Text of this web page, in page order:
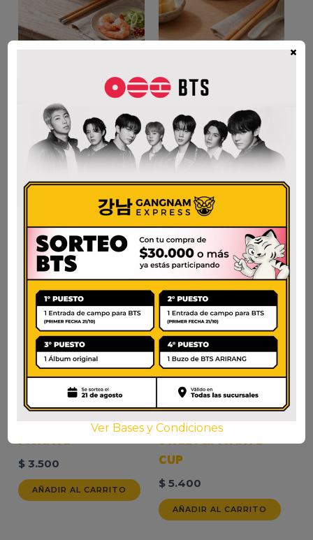
5.500
AÑADIR AL CARRITO
BOWL STIR FRY
CHEESE
$ 5.000
AÑADIR AL CARRITO
SAMYANG
CARBONARA POLLO
PICANTE
$ 3.500
AÑADIR AL CARRITO
TOKPOKI
WONDERPOKI
SWEET&PICANTE
CUP
$5.400
AÑADIR AL CARRITO
Ver Bases y Condiciones
×